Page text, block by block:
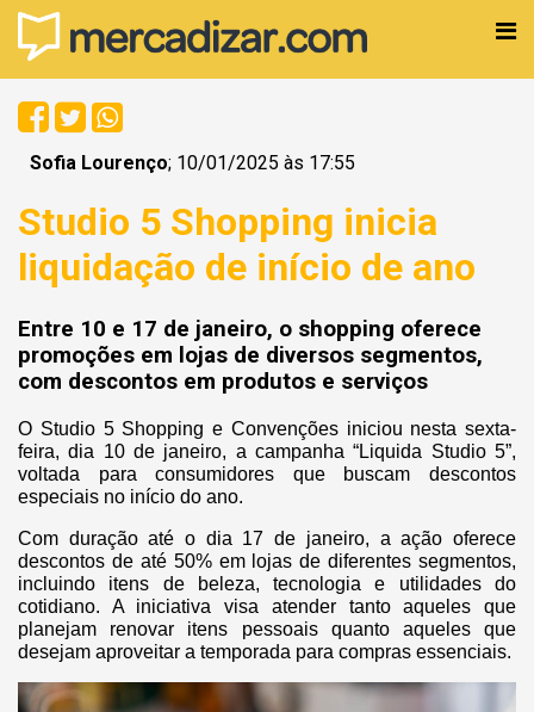
Sofia Lourenço; 10/01/2025 às 17:55
Studio 5 Shopping inicia
liquidação de início de ano
Entre 10 e 17 de janeiro, o shopping oferece
promoções em lojas de diversos segmentos,
com descontos em produtos e serviços
O Studio 5 Shopping e Convenções iniciou nesta sexta-
feira, dia 10 de janeiro, a campanha “Liquida Studio 5”,
voltada para consumidores que buscam descontos
especiais no início do ano.
Com duração até o dia 17 de janeiro, a ação oferece
descontos de até 50% em lojas de diferentes segmentos,
incluindo itens de beleza, tecnologia e utilidades do
cotidiano. A iniciativa visa atender tanto aqueles que
planejam renovar itens pessoais quanto aqueles que
desejam aproveitar a temporada para compras essenciais.